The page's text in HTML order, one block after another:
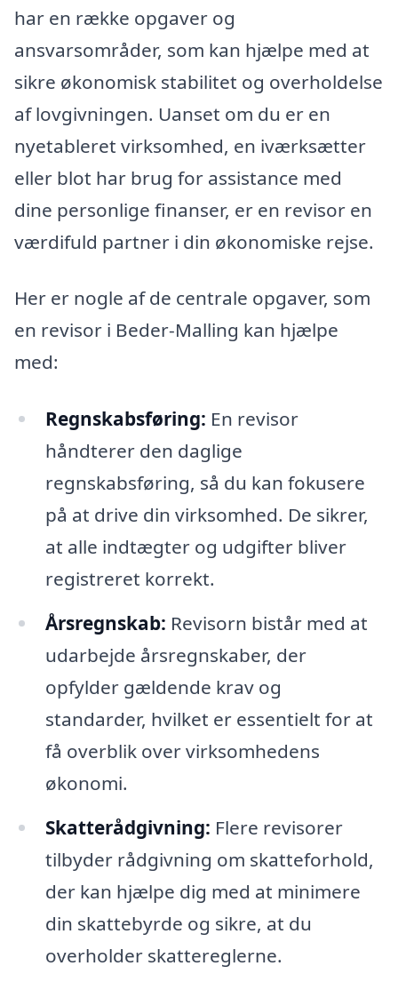
har en række opgaver og
ansvarsområder, som kan hjælpe med at
sikre økonomisk stabilitet og overholdelse
af lovgivningen. Uanset om du er en
nyetableret virksomhed, en iværksætter
eller blot har brug for assistance med
dine personlige finanser, er en revisor en
værdifuld partner i din økonomiske rejse.
Her er nogle af de centrale opgaver, som
en revisor i Beder-Malling kan hjælpe
med:
Regnskabsføring: En revisor
håndterer den daglige
regnskabsføring, så du kan fokusere
på at drive din virksomhed. De sikrer,
at alle indtægter og udgifter bliver
registreret korrekt.
Årsregnskab: Revisorn bistår med at
udarbejde årsregnskaber, der
opfylder gældende krav og
standarder, hvilket er essentielt for at
få overblik over virksomhedens
økonomi.
Skatterådgivning: Flere revisorer
tilbyder rådgivning om skatteforhold,
der kan hjælpe dig med at minimere
din skattebyrde og sikre, at du
overholder skattereglerne.